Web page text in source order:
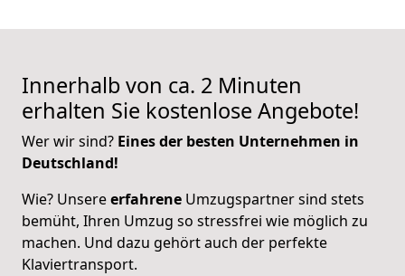
Innerhalb von ca. 2 Minuten
erhalten Sie kostenlose Angebote!
Wer wir sind? Eines der besten Unternehmen in
Deutschland!
Wie? Unsereerfahrene Umzugspartner sind stets
bemüht, Ihren Umzug so stressfrei wie möglich zu
machen. Und dazu gehört auch der perfekte
Klaviertransport.